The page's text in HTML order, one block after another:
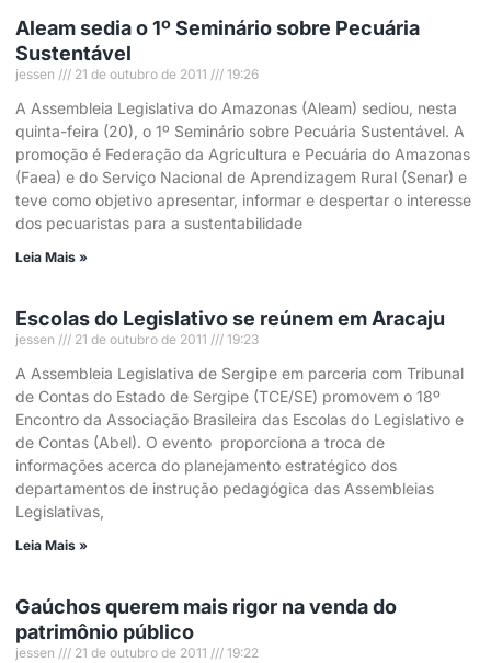
Aleam sedia o 1º Seminário sobre Pecuária
Sustentável
jessen 21 de outubro de 2011 19:26
A Assembleia Legislativa do Amazonas (Aleam) sediou, nesta
quinta-feira (20), o 1º Seminário sobre Pecuária Sustentável. A
promoção é Federação da Agricultura e Pecuária do Amazonas
(Faea) e do Serviço Nacional de Aprendizagem Rural (Senar) e
teve como objetivo apresentar, informar e despertar o interesse
dos pecuaristas para a sustentabilidade
Leia Mais »
Escolas do Legislativo se reúnem em Aracaju
jessen 21 de outubro de 2011 19:23
A Assembleia Legislativa de Sergipe em parceria com Tribunal
de Contas do Estado de Sergipe (TCE/SE) promovem o 18º
Encontro da Associação Brasileira das Escolas do Legislativo e
de Contas (Abel). O evento proporciona a troca de
informações acerca do planejamento estratégico dos
departamentos de instrução pedagógica das Assembleias
Legislativas,
Leia Mais »
Gaúchos querem mais rigor na venda do
patrimônio público
jessen 21 de outubro de 2011 19:22